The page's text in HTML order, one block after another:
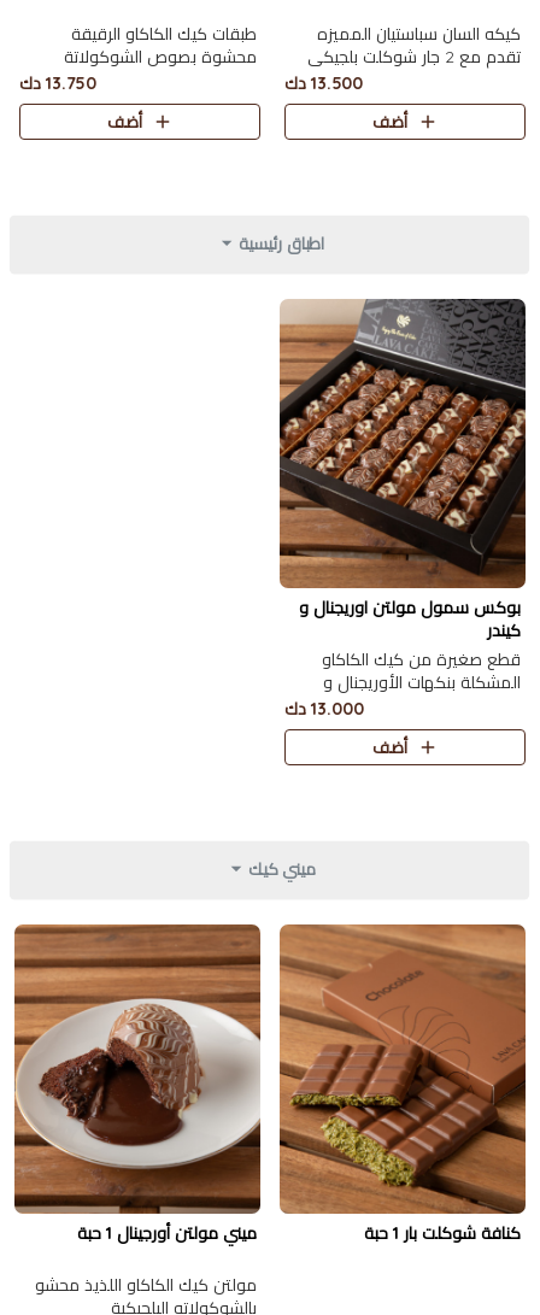
كيكه السان سباستيان المميزه
تقدم مع 2 جار شوكلت بلجيكي
13.500 دك
أضف
طبقات كيك الكاكاو الرقيقة
محشوة بصوص الشوكولاتة
والكيندر ومغطاة بحبات الكيندر
يكفي 10 أشخاص.
13.750 دك
أضف
اطباق رئيسية
بوكس سمول مولتن اوريجنال و
كيندر
قطع صغيرة من كيك الكاكاو
المشكلة بنكهات الأوريجنال و
13.000 دك
أضف
ميني كيك
كنافة شوكلت بار 1 حبة ميني مولتن أورجينال 1 حبة
مولتن كيك الكاكاو اللذيذ محشو
بالشوكولاته البلجيكية